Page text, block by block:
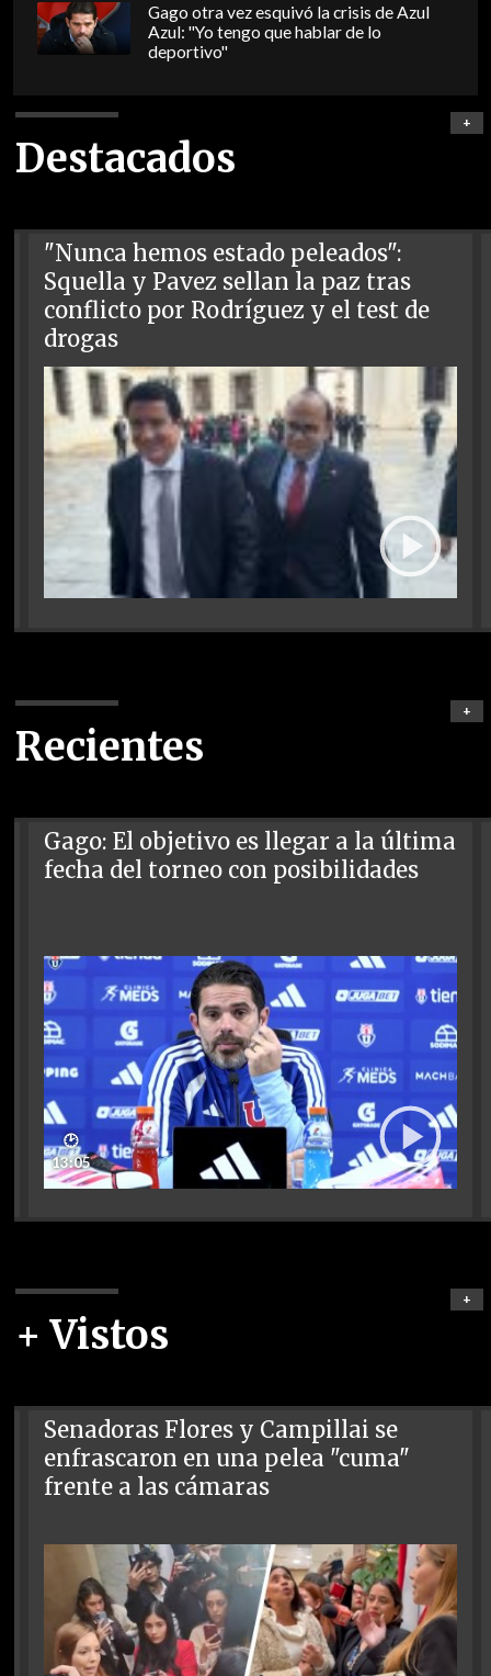
Gago otra vez esquivó la crisis de Azul
Azul: "Yo tengo que hablar de lo
deportivo"
Destacados
+
"Nunca hemos estado peleados":
Squella y Pavez sellan la paz tras
conflicto por Rodríguez y el test de
drogas
Recientes
+
Gago: El objetivo es llegar a la última
fecha del torneo con posibilidades
🕑
13:05
+ Vistos
+
Senadoras Flores y Campillai se
enfrascaron en una pelea "cuma"
frente a las cámaras